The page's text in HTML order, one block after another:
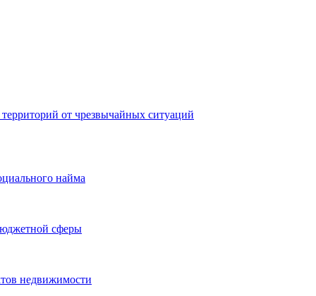
от чрезвычайных ситуаций
найма
сферы
недвижимости